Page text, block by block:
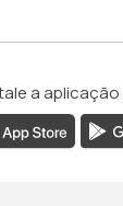
a aplicação